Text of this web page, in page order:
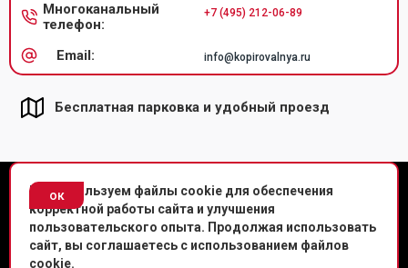
Многоканальный
телефон:
+7 (495) 212-06-89
Email: info@kopirovalnya.ru
Бесплатная парковка и удобный проезд
ок
Мы используем файлы cookie для обеспечения
корректной работы сайта и улучшения
пользовательского опыта. Продолжая использовать
сайт, вы соглашаетесь с использованием файлов
cookie.
© Копировальный центр «Копировальня» 2013-
Политика конфиденциальности
Мы в соц. сетях